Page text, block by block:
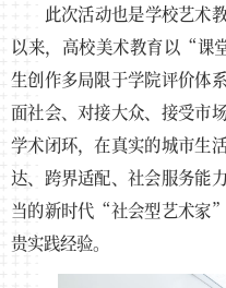
此次活动也是学校艺
以来，高校美术教育以“课
生创作多局限于学院评价
面社会、对接大众、接受市
学术闭环，在真实的城市生
达、跨界适配、社会服务能
当的新时代“社会型艺术家
贵实践经验。